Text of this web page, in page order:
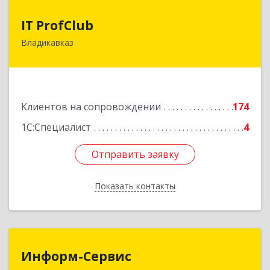
IT ProfClub
Владикавказ
Клиентов на сопровождении
174
1С:Специалист
4
Отправить заявку
Показать контакты
362045, Северная Осетия - Алания Респ,
Подробнее
Отправить заявку
Назад
Информ-Сервис